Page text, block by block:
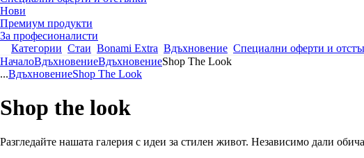
Нови
Премиум продукти
За професионалисти
Категории Стаи Bonami Extra Вдъхновение Специални оферти и
НачалоВдъхновениеВдъхновениеShop The Look
...ВдъхновениеShop The Look
Shop the look
Разгледайте нашата галерия с идеи за стилен живот. Независимо дали